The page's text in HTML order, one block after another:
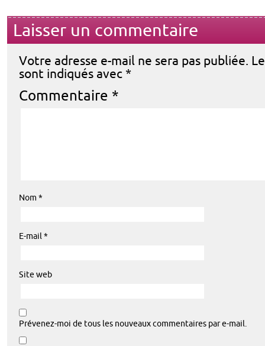
Laisser un commentaire
Votre adresse e-mail ne sera pas publiée.
sont indiqués avec *
Commentaire *
Nom *
E-mail *
Site web
Prévenez-moi de tous les nouveaux commentaires par e-mail.